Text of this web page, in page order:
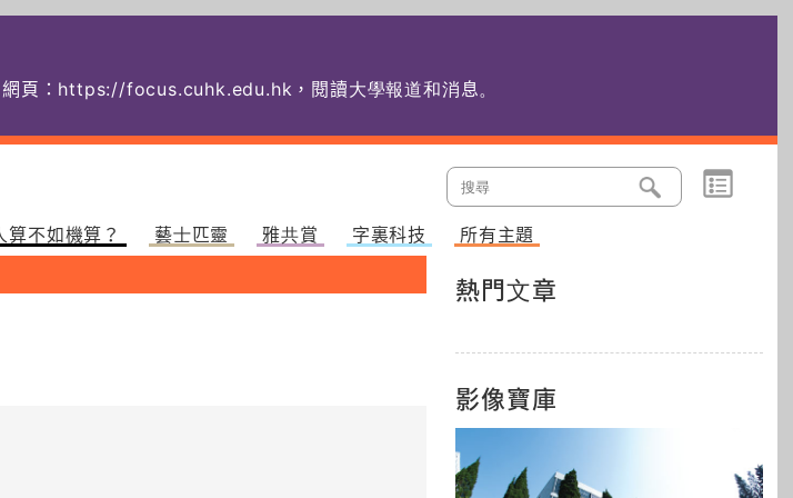
頁： https://focus.cuhk.edu.hk，閱讀大學報道和消息。
算不如機算？ 藝士匹靈 雅共賞 字裏科技 所有主題
熱門文章
影像寶庫